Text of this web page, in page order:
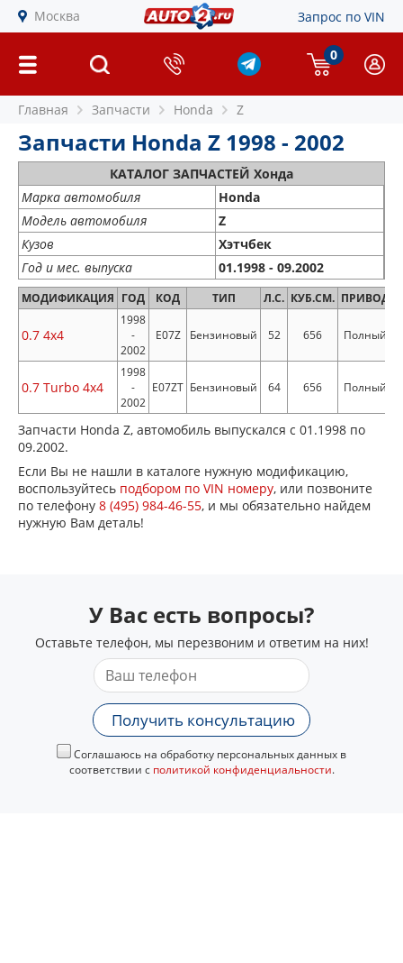
Москва Запрос по VIN
0
Главная Запчасти Honda Z
Запчасти Honda Z 1998 - 2002
КАТАЛОГ ЗАПЧАСТЕЙ Хонда
Марка автомобиля
Honda
Модель автомобиля
Z
Кузов
Хэтчбек
Год и мес. выпуска
01.1998 - 09.2002
МОДИФИКАЦИЯ ГОД КОД ТИП Л.С. КУБ.СМ. ПРИВОД
0.7 4x4
1998
-
2002
E07Z Бензиновый 52 656 Полный
0.7 Turbo 4x4
1998
-
2002
E07ZT Бензиновый 64 656 Полный
Запчасти Honda Z, автомобиль выпускался с 01.1998 по
09.2002.
Если Вы не нашли в каталоге нужную модификацию,
воспользуйтесь подбором по VIN номеру, или позвоните
по телефону 8 (495) 984-46-55, и мы обязательно найдем
нужную Вам деталь!
У Вас есть вопросы?
Оставьте телефон, мы перезвоним и ответим на них!
Получить консультацию
Соглашаюсь на обработку персональных данных в
соответствии с политикой конфиденциальности.